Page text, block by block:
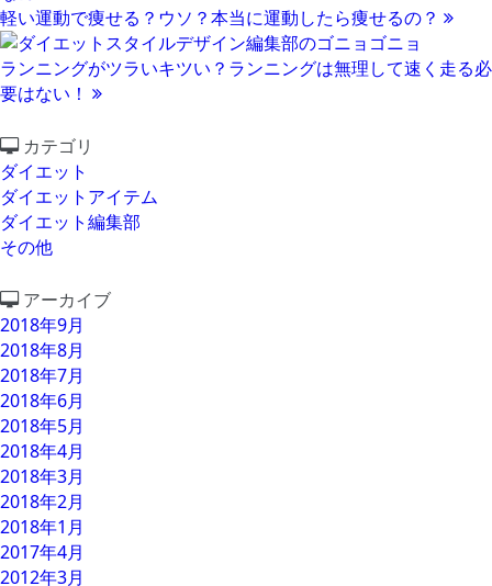
軽い運動で痩せる？ウソ？本当に運動したら痩せるの？
ランニングがツラいキツい？ランニングは無理して速く走る必
要はない！
カテゴリ
ダイエット
ダイエットアイテム
ダイエット編集部
その他
アーカイブ
2018年9月
2018年8月
2018年7月
2018年6月
2018年5月
2018年4月
2018年3月
2018年2月
2018年1月
2017年4月
2012年3月